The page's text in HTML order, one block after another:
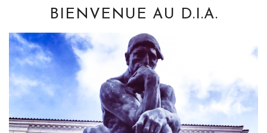
BIENVENUE AU D.I.A.